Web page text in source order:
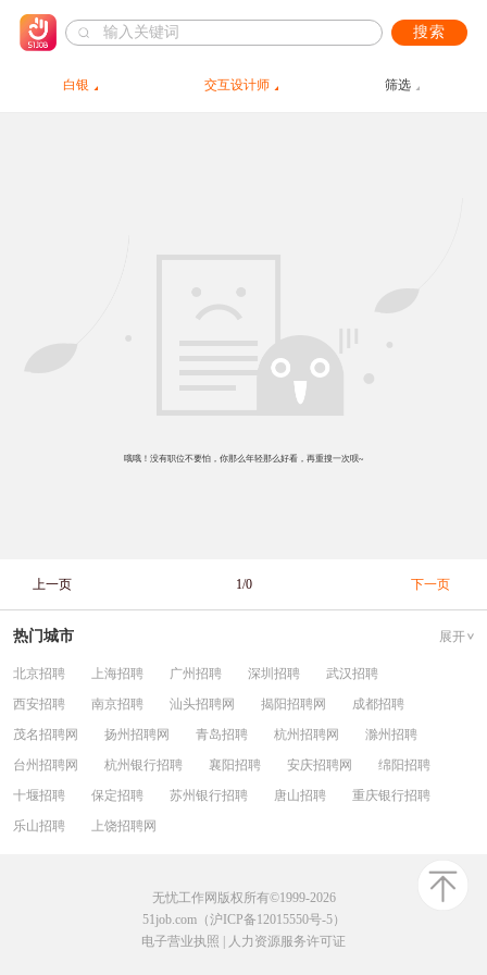
搜索
白银 交互设计师 筛选
哦哦！没有职位不要怕，你那么年轻那么好看，再重搜一次呗~
上一页 1/0 下一页
热门城市 展开
北京招聘 上海招聘 广州招聘 深圳招聘
武汉招聘
西安招聘
南京招聘 汕头招聘网 揭阳招聘网
成都招聘
茂名招聘网
扬州招聘网 青岛招聘 杭州招聘网
滁州招聘
台州招聘网
杭州银行招聘 襄阳招聘 安庆招聘网
绵阳招聘
十堰招聘
保定招聘 苏州银行招聘 唐山招聘
重庆银行招聘
乐山招聘
上饶招聘网
无忧工作网版权所有©1999-2026
51job.com（沪ICP备12015550号-5）
电子营业执照
人力资源服务许可证